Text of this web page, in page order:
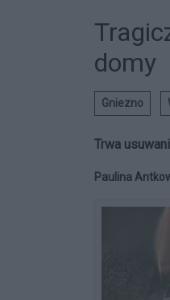
domy
Gniezno
Trwa
Paulina